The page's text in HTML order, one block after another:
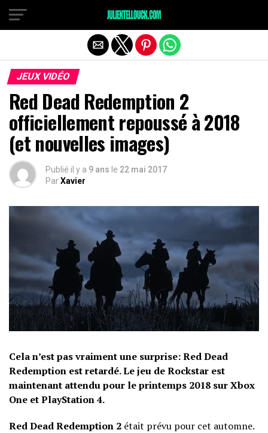
JEUX VIDÉO
Red Dead Redemption 2
officiellement repoussé à 2018
(et nouvelles images)
Publié il y a 9 ans le 22 mai 2017
ParXavier
Cela n’est pas vraiment une surprise: Red Dead
Redemption est retardé. Le jeu de Rockstar est
maintenant attendu pour le printemps 2018 sur Xbox
One et PlayStation 4.
Red Dead Redemption 2 était prévu pour cet automne.